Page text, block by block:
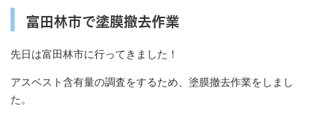
富田林市で塗膜撤去作業
先日は富田林市に行ってきました！
アスベスト含有量の調査をするため、塗膜撤去作業をしまし
た。